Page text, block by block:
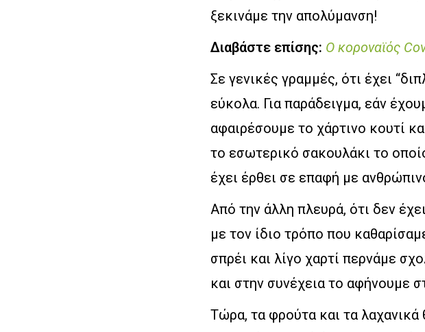
ξεκινάμε την απολύμανση!
Διαβάστε επίσης: Ο κοροναϊός
Σε γενικές γραμμές, ότι έχει
εύκολα. Για παράδειγμα, εάν
αφαιρέσουμε το χάρτινο κουτί
το εσωτερικό σακουλάκι το
έχει έρθει σε επαφή με
Από την άλλη πλευρά, ότι δεν
με τον ίδιο τρόπο που
σπρέι και λίγο χαρτί περνάμε
και στην συνέχεια το αφήνουμε
Τώρα, τα φρούτα και τα